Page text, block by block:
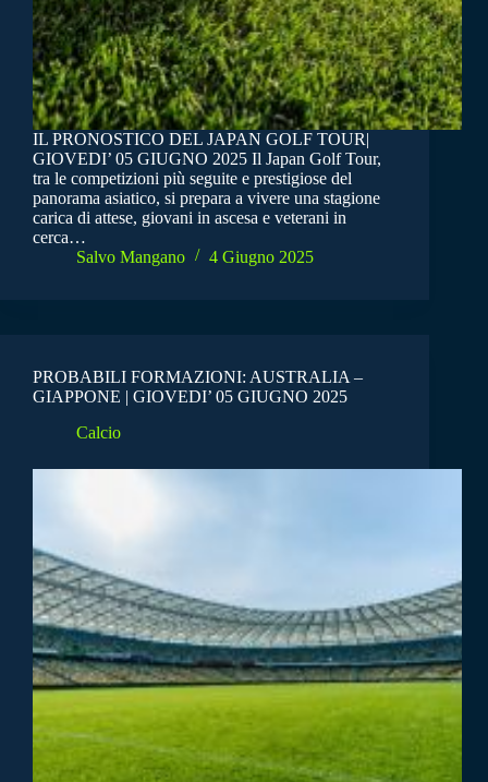
IL PRONOSTICO DEL JAPAN GOLF TOUR|
GIOVEDI’ 05 GIUGNO 2025 Il Japan Golf Tour,
tra le competizioni più seguite e prestigiose del
panorama asiatico, si prepara a vivere una stagione
carica di attese, giovani in ascesa e veterani in
cerca…
Salvo Mangano
4 Giugno 2025
PROBABILI FORMAZIONI: AUSTRALIA –
GIAPPONE | GIOVEDI’ 05 GIUGNO 2025
Calcio